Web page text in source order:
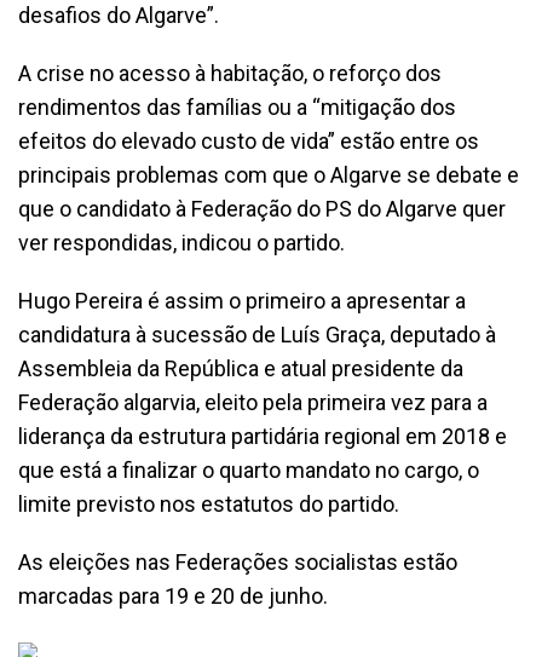
desafios do Algarve”.
A crise no acesso à habitação, o reforço dos
rendimentos das famílias ou a “mitigação dos
efeitos do elevado custo de vida” estão entre os
principais problemas com que o Algarve se debate e
que o candidato à Federação do PS do Algarve quer
ver respondidas, indicou o partido.
Hugo Pereira é assim o primeiro a apresentar a
candidatura à sucessão de Luís Graça, deputado à
Assembleia da República e atual presidente da
Federação algarvia, eleito pela primeira vez para a
liderança da estrutura partidária regional em 2018 e
que está a finalizar o quarto mandato no cargo, o
limite previsto nos estatutos do partido.
As eleições nas Federações socialistas estão
marcadas para 19 e 20 de junho.